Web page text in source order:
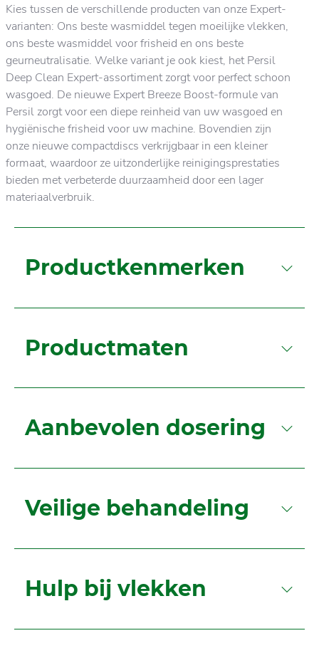
Kies tussen de verschillende producten van onze Expert-
varianten: Ons beste wasmiddel tegen moeilijke vlekken,
ons beste wasmiddel voor frisheid en ons beste
geurneutralisatie. Welke variant je ook kiest, het Persil
Deep Clean Expert-assortiment zorgt voor perfect schoon
wasgoed. De nieuwe Expert Breeze Boost-formule van
Persil zorgt voor een diepe reinheid van uw wasgoed en
hygiënische frisheid voor uw machine. Bovendien zijn
onze nieuwe compactdiscs verkrijgbaar in een kleiner
formaat, waardoor ze uitzonderlijke reinigingsprestaties
bieden met verbeterde duurzaamheid door een lager
materiaalverbruik.
Productkenmerken
Productmaten
Aanbevolen dosering
Veilige behandeling
Hulp bij vlekken